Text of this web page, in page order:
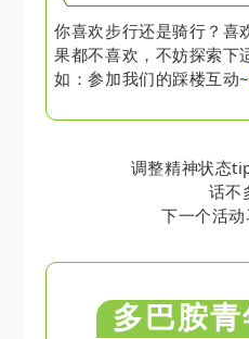
你喜欢步行还是骑行？喜
果都不喜欢，不妨探索下
如：参加我们的踩楼互动~
调整精神状态
话不
下一个活
多巴胺